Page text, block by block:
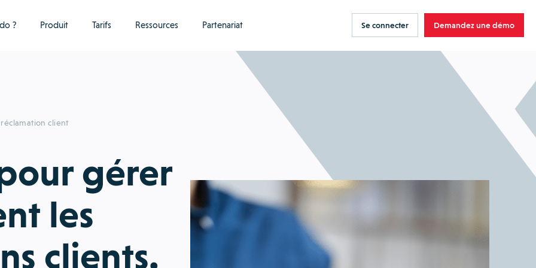
? Produit Tarifs Ressources Partenariat Se connecter Demandez une démo
client
gérer
les
clients.